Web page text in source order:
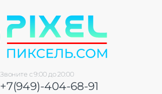
Звоните с 9:00 до 20:00
+7(949)-404-68-91